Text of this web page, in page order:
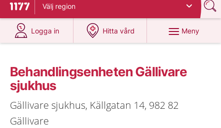
Till startsidan för 1177
Välj region
Logga in
på 1177.se
Hitta vård
på 1177.se
Meny
Behandlingsenheten Gällivare
sjukhus
Gällivare sjukhus, Källgatan 14, 982 82
Gällivare